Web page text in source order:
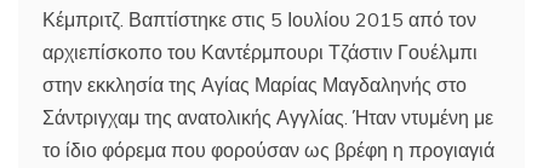
Κέμπριτζ. Βαπτίστηκε στις 5 Ιουλίου 2015 από τον
αρχιεπίσκοπο του Καντέρμπουρι Τζάστιν Γουέλμπι
στην εκκλησία της Αγίας Μαρίας Μαγδαληνής στο
Σάντριγχαμ της ανατολικής Αγγλίας. Ήταν ντυμένη με
το ίδιο φόρεμα που φορούσαν ως βρέφη η προγιαγιά